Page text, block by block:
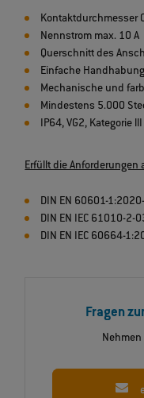
Kontaktdurchmesser
Nennstrom max. 10 A
Querschnitt des
Einfache
Mechanische und
Mindestens 5.000
IP64, VG2, Kategorie llI
Erfüllt die
DIN EN 60601-
DIN EN IEC 61010-
DIN EN IEC 60664-
Fragen